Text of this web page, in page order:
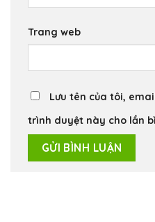
Trang web
Lưu tên của tôi,
trình duyệt này cho lần